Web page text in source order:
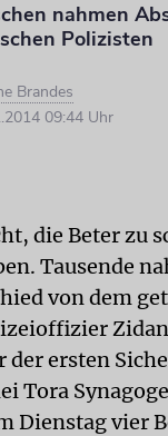
nahmen
Polizisten
Brandes
09:44 Uhr
die Beter zu
Tausende
von dem
der ersten
Tora
Dienstag vier